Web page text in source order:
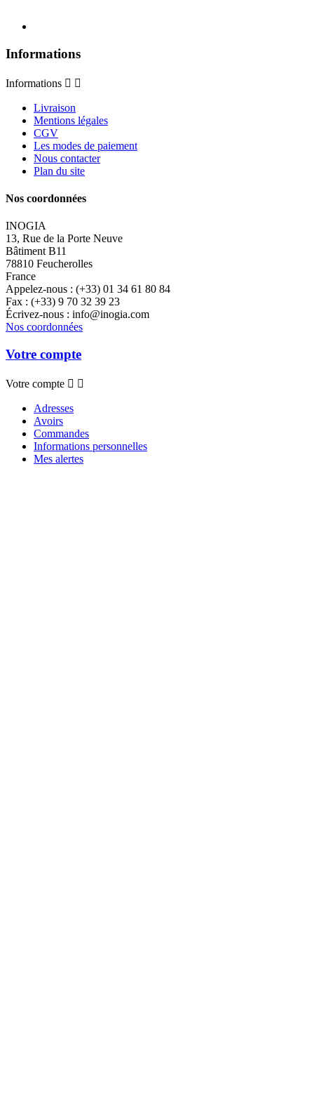
Informations
Informations  
Livraison
Mentions légales
CGV
Les modes de paiement
Nous contacter
Plan du site
Nos coordonnées
INOGIA
13, Rue de la Porte Neuve
Bâtiment B11
78810 Feucherolles
France
Appelez-nous : (+33) 01 34 61 80 84
Fax : (+33) 9 70 32 39 23
Écrivez-nous : info@inogia.com
Nos coordonnées
Votre compte
Votre compte  
Adresses
Avoirs
Commandes
Informations personnelles
Mes alertes